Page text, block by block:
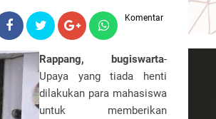
Komentar
Rappang, bugiswarta-
Upaya yang tiada henti
dilakukan para mahasiswa
untuk memberikan